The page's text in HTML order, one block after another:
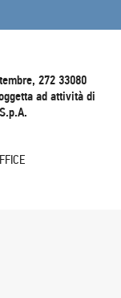
272 33080
ad attività di